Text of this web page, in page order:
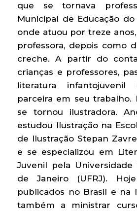
que se tornava
Municipal de Educação
onde atuou por treze
professora, depois como
creche. A partir do
crianças e professores,
literatura infantojuvenil
parceira em seu trabalho.
se tornou ilustradora.
estudou Ilustração na
de Ilustração Stepan
e se especializou em
Juvenil pela Universidade
de Janeiro (UFRJ).
publicados no Brasil e na
também a ministrar